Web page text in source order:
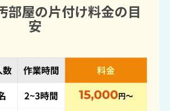
部屋の片付け料金の目
安